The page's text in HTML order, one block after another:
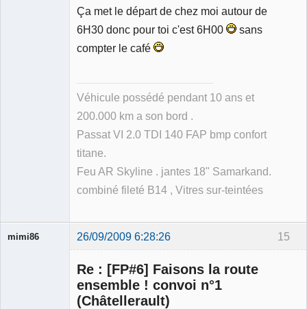
Ça met le départ de chez moi autour de
6H30 donc pour toi c'est 6H00
sans
compter le café
Véhicule possédé pendant 10 ans et
200.000 km a son bord .
Passat VI 2.0 TDI 140 FAP bmp confort
titane.
Feu AR Skyline . jantes 18" Samarkand.
combiné fileté B14 , Vitres sur-teintées
15
mimi86 26/09/2009 6:28:26
Re : [FP#6] Faisons la route
ensemble ! convoi n°1
(Châtellerault)